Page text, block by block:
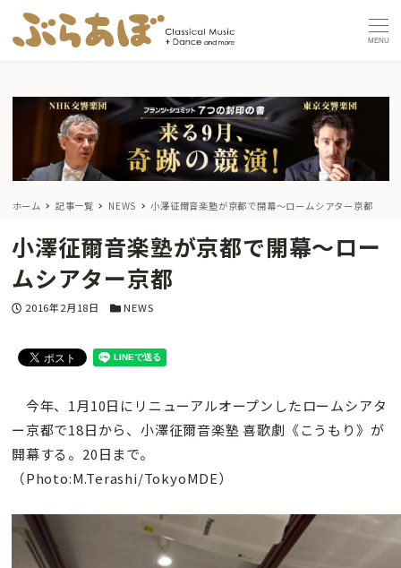
MENU
ホーム 記事一覧 NEWS 小澤征爾音楽塾が京都で開幕〜ロームシアター京都
小澤征爾音楽塾が京都で開幕〜ロー
ムシアター京都
投稿日
2016年2月18日 カテゴリー
NEWS
今年、1月10日にリニューアルオープンしたロームシアタ
ー京都で18日から、小澤征爾音楽塾 喜歌劇《こうもり》が
開幕する。20日まで。
（Photo:M.Terashi/TokyoMDE）